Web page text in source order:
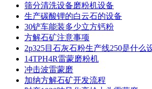
筛分清洗设备磨粉机设备
生产碳酸锂的白云石的设备
30铲车能装多少立方钙粉
方解石矿注意事项
2p325目石灰石粉生产线250是什么
14TPH4R雷蒙磨粉机
冲击波雷蒙磨
加纳方解石矿开发流程